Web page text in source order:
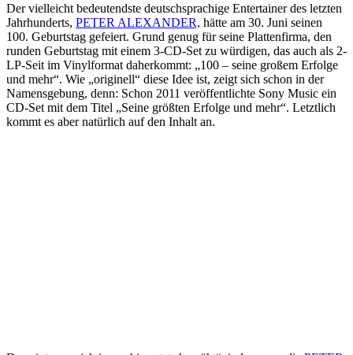
Der vielleicht bedeutendste deutschsprachige Entertainer des letzten
Jahrhunderts, PETER ALEXANDER, hätte am 30. Juni seinen
100. Geburtstag gefeiert. Grund genug für seine Plattenfirma, den
runden Geburtstag mit einem 3-CD-Set zu würdigen, das auch als 2-
LP-Seit im Vinylformat daherkommt: „100 – seine großem Erfolge
und mehr“. Wie „originell“ diese Idee ist, zeigt sich schon in der
Namensgebung, denn: Schon 2011 veröffentlichte Sony Music ein
CD-Set mit dem Titel „Seine größten Erfolge und mehr“. Letztlich
kommt es aber natürlich auf den Inhalt an.